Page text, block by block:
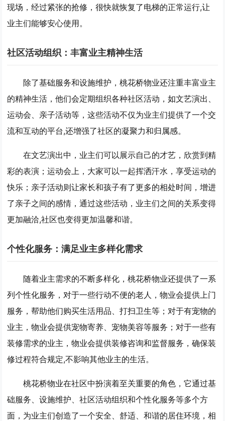
现场，经过紧张的抢修，很快就恢复了电梯的正常运行,让
业主们能够安心使用。
社区活动组织：丰富业主精神生活
除了基础服务和设施维护，桃花桥物业还注重丰富业主
的精神生活，他们会定期组织各种社区活动，如文艺演出、
运动会、亲子活动等，这些活动不仅为业主们提供了一个交
流和互动的平台,还增强了社区的凝聚力和归属感。
在文艺演出中，业主们可以展示自己的才艺，欣赏到精
彩的表演；运动会上，大家可以一起挥洒汗水，享受运动的
快乐；亲子活动则让家长和孩子有了更多的相处时间，增进
了亲子之间的感情，通过这些活动，业主们之间的关系变得
更加融洽,社区也变得更加温馨和谐。
个性化服务：满足业主多样化需求
随着业主需求的不断多样化，桃花桥物业还提供了一系
列个性化服务，对于一些行动不便的老人，物业会提供上门
服务，帮助他们购买生活用品、打扫卫生等；对于有宠物的
业主，物业会提供宠物寄养、宠物美容等服务；对于一些有
装修需求的业主，物业会提供装修咨询和监督服务，确保装
修过程符合规定,不影响其他业主的生活。
桃花桥物业在社区中扮演着至关重要的角色，它通过基
础服务、设施维护、社区活动组织和个性化服务等多个方
面，为业主们创造了一个安全、舒适、和谐的居住环境，相